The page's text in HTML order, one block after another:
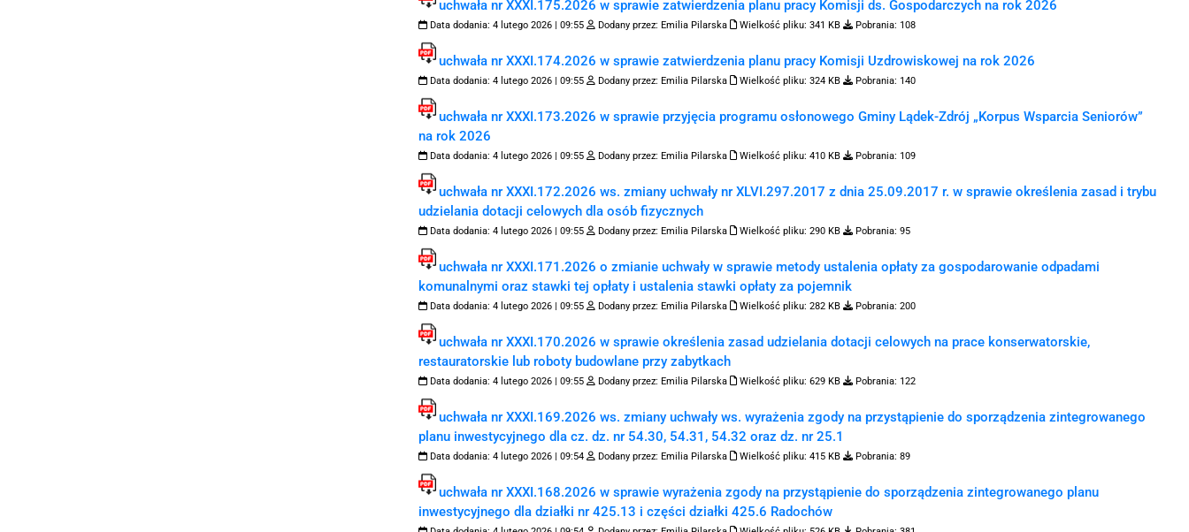
uchwała nr XXXI.175.2026 w sprawie zatwierdzenia planu pracy Komisji ds. Gospodarczych na rok 2026
Data dodania: 4 lutego 2026 | 09:55 Dodany przez: Emilia Pilarska Wielkość pliku: 341 KB Pobrania: 108
uchwała nr XXXI.174.2026 w sprawie zatwierdzenia planu pracy Komisji Uzdrowiskowej na rok 2026
Data dodania: 4 lutego 2026 | 09:55 Dodany przez: Emilia Pilarska Wielkość pliku: 324 KB Pobrania: 140
uchwała nr XXXI.173.2026 w sprawie przyjęcia programu osłonowego Gminy Lądek-Zdrój „Korpus Wsparcia Seniorów”
na rok 2026
Data dodania: 4 lutego 2026 | 09:55 Dodany przez: Emilia Pilarska Wielkość pliku: 410 KB Pobrania: 109
uchwała nr XXXI.172.2026 ws. zmiany uchwały nr XLVI.297.2017 z dnia 25.09.2017 r. w sprawie określenia zasad i trybu
udzielania dotacji celowych dla osób fizycznych
Data dodania: 4 lutego 2026 | 09:55 Dodany przez: Emilia Pilarska Wielkość pliku: 290 KB Pobrania: 95
uchwała nr XXXI.171.2026 o zmianie uchwały w sprawie metody ustalenia opłaty za gospodarowanie odpadami
komunalnymi oraz stawki tej opłaty i ustalenia stawki opłaty za pojemnik
Data dodania: 4 lutego 2026 | 09:55 Dodany przez: Emilia Pilarska Wielkość pliku: 282 KB Pobrania: 200
uchwała nr XXXI.170.2026 w sprawie określenia zasad udzielania dotacji celowych na prace konserwatorskie,
restauratorskie lub roboty budowlane przy zabytkach
Data dodania: 4 lutego 2026 | 09:55 Dodany przez: Emilia Pilarska Wielkość pliku: 629 KB Pobrania: 122
uchwała nr XXXI.169.2026 ws. zmiany uchwały ws. wyrażenia zgody na przystąpienie do sporządzenia zintegrowanego
planu inwestycyjnego dla cz. dz. nr 54.30, 54.31, 54.32 oraz dz. nr 25.1
Data dodania: 4 lutego 2026 | 09:54 Dodany przez: Emilia Pilarska Wielkość pliku: 415 KB Pobrania: 89
uchwała nr XXXI.168.2026 w sprawie wyrażenia zgody na przystąpienie do sporządzenia zintegrowanego planu
inwestycyjnego dla działki nr 425.13 i części działki 425.6 Radochów